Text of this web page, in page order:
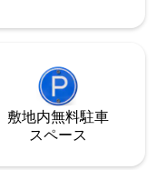
敷地内無料駐⁠車
ス⁠ペ⁠ー⁠ス